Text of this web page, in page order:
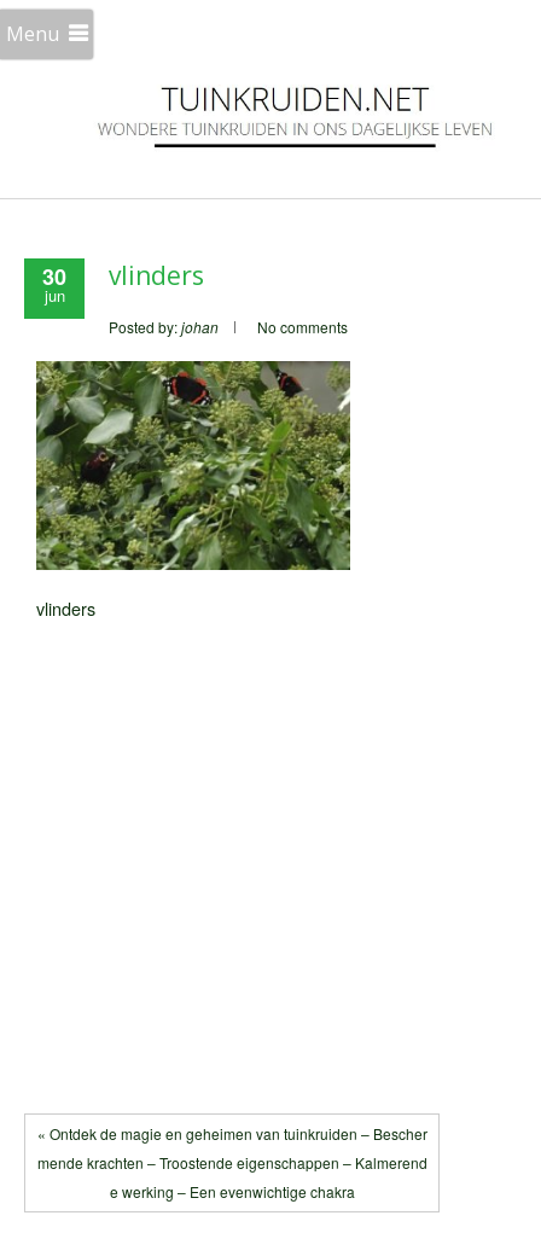
Menu
30
jun
vlinders
Posted by:johan No comments
vlinders
« Ontdek de magie en geheimen van tuinkruiden – Bescher
mende krachten – Troostende eigenschappen – Kalmerend
e werking – Een evenwichtige chakra